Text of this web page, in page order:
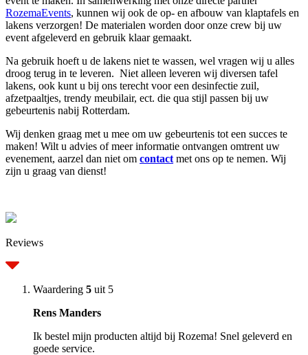
RozemaEvents, kunnen wij ook de op- en afbouw van klaptafels en
lakens verzorgen! De materialen worden door onze crew bij uw
event afgeleverd en gebruik klaar gemaakt.
Na gebruik hoeft u de lakens niet te wassen, wel vragen wij u alles
droog terug in te leveren. Niet alleen leveren wij diversen tafel
lakens, ook kunt u bij ons terecht voor een desinfectie zuil,
afzetpaaltjes, trendy meubilair, ect. die qua stijl passen bij uw
gebeurtenis nabij Rotterdam.
Wij denken graag met u mee om uw gebeurtenis tot een succes te
maken! Wilt u advies of meer informatie ontvangen omtrent uw
evenement, aarzel dan niet om contact met ons op te nemen. Wij
zijn u graag van dienst!
Reviews
Waardering 5 uit 5
Rens Manders
Ik bestel mijn producten altijd bij Rozema! Snel geleverd en
goede service.